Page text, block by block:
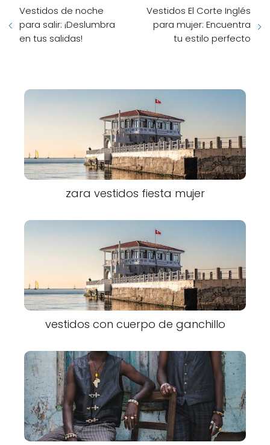
Vestidos de noche
para salir: ¡Deslumbra
en tus salidas!
Vestidos El Corte Inglés
para mujer: Encuentra
tu estilo perfecto
zara vestidos fiesta mujer
vestidos con cuerpo de ganchillo